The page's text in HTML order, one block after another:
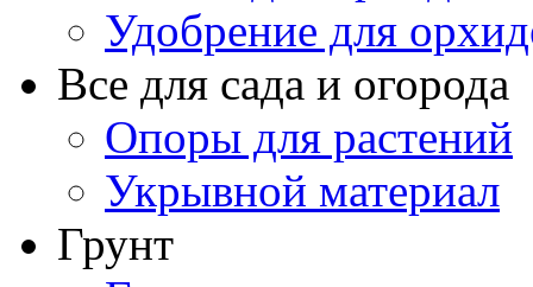
Удобрение для
Все для сада и огорода
Опоры для растений
Укрывной материал
Грунт